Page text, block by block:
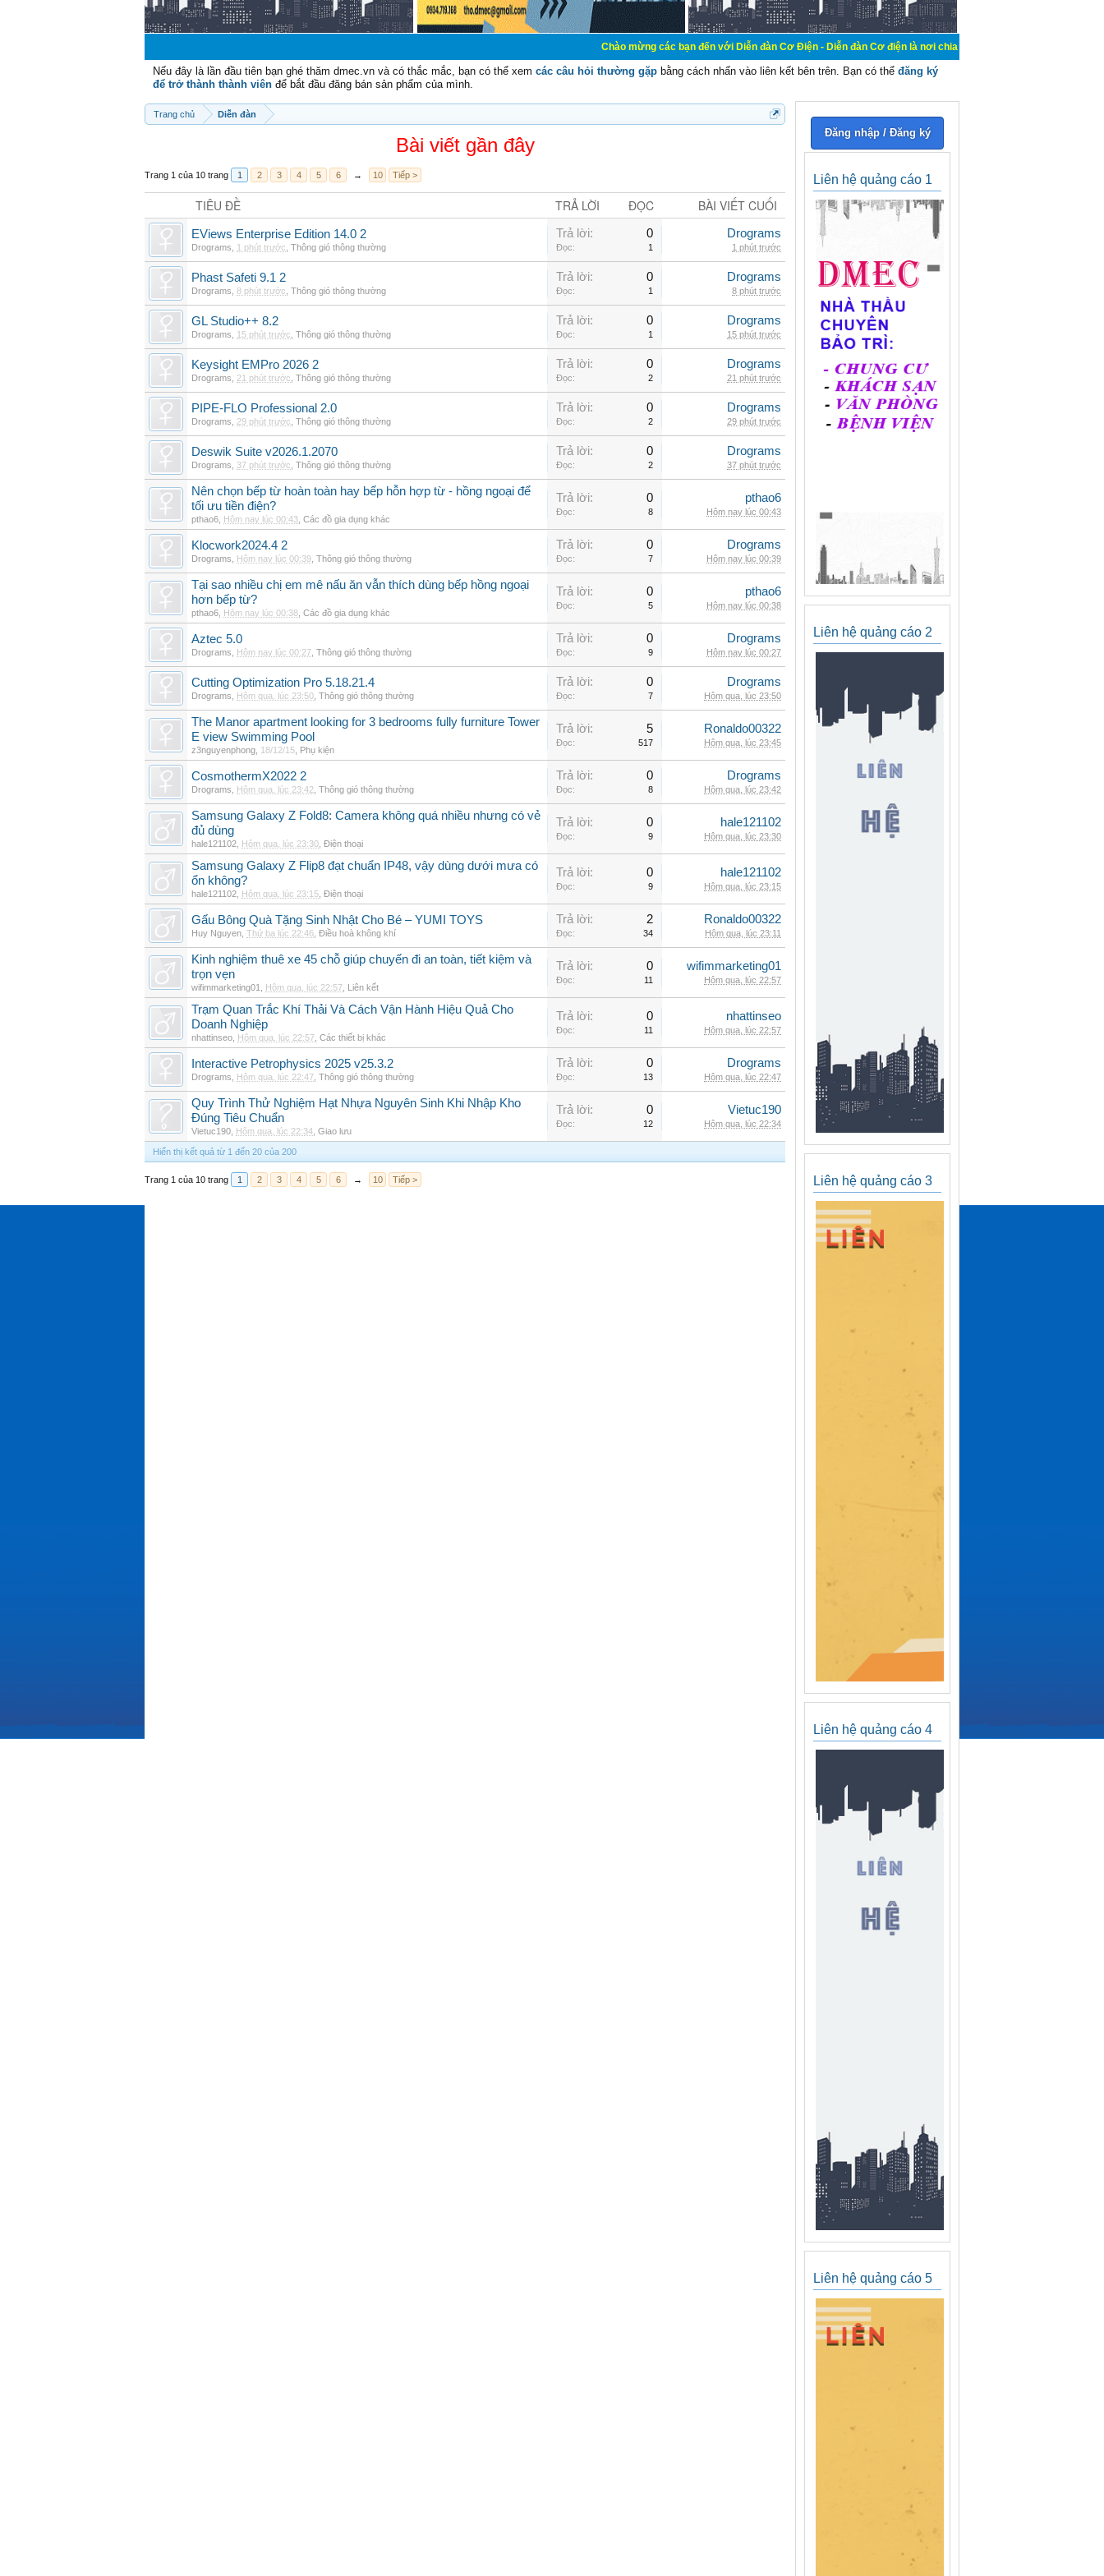
Chào mừng các bạn đến với Diễn đàn Cơ Điện - Diễn đàn Cơ điện là nơi chia sẽ kiến thức kinh nghiệm trong lãnh
Nếu đây là lần đầu tiên bạn ghé thăm dmec.vn và có thắc mắc, bạn có thể xem các câu hỏi thường gặp bằng cách nhấn vào liên kết bên trên. Bạn có thể đăng ký
để trở thành thành viên để bắt đầu đăng bán sản phẩm của mình.
Trang chủ Diễn đàn
Bài viết gần đây
Trang 1 của 10 trang 1 2 3 4 5 6 → 10 Tiếp >
TIÊU ĐỀ TRẢ LỜI ĐỌC BÀI VIẾT CUỐI
EViews Enterprise Edition 14.0 2
Drograms 1 phút trước Thông gió thông thường
Trả lời: 0
Đọc: 1
Drograms
1 phút trước
Phast Safeti 9.1 2
Drograms 8 phút trước Thông gió thông thường
Trả lời: 0
Đọc: 1
Drograms
8 phút trước
GL Studio++ 8.2
Drograms 15 phút trước Thông gió thông thường
Trả lời: 0
Đọc: 1
Drograms
15 phút trước
Keysight EMPro 2026 2
Drograms 21 phút trước Thông gió thông thường
Trả lời: 0
Đọc: 2
Drograms
21 phút trước
PIPE-FLO Professional 2.0
Drograms 29 phút trước Thông gió thông thường
Trả lời: 0
Đọc: 2
Drograms
29 phút trước
Deswik Suite v2026.1.2070
Drograms 37 phút trước Thông gió thông thường
Trả lời: 0
Đọc: 2
Drograms
37 phút trước
Nên chọn bếp từ hoàn toàn hay bếp hỗn hợp từ - hồng ngoại để
tối ưu tiền điện?
pthao6 Hôm nay lúc 00:43 Các đồ gia dụng khác
Trả lời: 0
Đọc: 8
pthao6
Hôm nay lúc 00:43
Klocwork2024.4 2
Drograms Hôm nay lúc 00:39 Thông gió thông thường
Trả lời: 0
Đọc: 7
Drograms
Hôm nay lúc 00:39
Tại sao nhiều chị em mê nấu ăn vẫn thích dùng bếp hồng ngoại
hơn bếp từ?
pthao6 Hôm nay lúc 00:38 Các đồ gia dụng khác
Trả lời: 0
Đọc: 5
pthao6
Hôm nay lúc 00:38
Aztec 5.0
Drograms Hôm nay lúc 00:27 Thông gió thông thường
Trả lời: 0
Đọc: 9
Drograms
Hôm nay lúc 00:27
Cutting Optimization Pro 5.18.21.4
Drograms Hôm qua, lúc 23:50 Thông gió thông thường
Trả lời: 0
Đọc: 7
Drograms
Hôm qua, lúc 23:50
The Manor apartment looking for 3 bedrooms fully furniture Tower
E view Swimming Pool
z3nguyenphong 18/12/15 Phụ kiện
Trả lời: 5
Đọc: 517
Ronaldo00322
Hôm qua, lúc 23:45
CosmothermX2022 2
Drograms Hôm qua, lúc 23:42 Thông gió thông thường
Trả lời: 0
Đọc: 8
Drograms
Hôm qua, lúc 23:42
Samsung Galaxy Z Fold8: Camera không quá nhiều nhưng có vẻ
đủ dùng
hale121102 Hôm qua, lúc 23:30 Điện thoại
Trả lời: 0
Đọc: 9
hale121102
Hôm qua, lúc 23:30
Samsung Galaxy Z Flip8 đạt chuẩn IP48, vậy dùng dưới mưa có
ổn không?
hale121102 Hôm qua, lúc 23:15 Điện thoại
Trả lời: 0
Đọc: 9
hale121102
Hôm qua, lúc 23:15
Gấu Bông Quà Tặng Sinh Nhật Cho Bé – YUMI TOYS
Huy Nguyen Thứ ba lúc 22:46 Điều hoà không khí
Trả lời: 2
Đọc: 34
Ronaldo00322
Hôm qua, lúc 23:11
Kinh nghiệm thuê xe 45 chỗ giúp chuyến đi an toàn, tiết kiệm và
trọn vẹn
wifimmarketing01 Hôm qua, lúc 22:57 Liên kết
Trả lời: 0
Đọc: 11
wifimmarketing01
Hôm qua, lúc 22:57
Trạm Quan Trắc Khí Thải Và Cách Vận Hành Hiệu Quả Cho
Doanh Nghiệp
nhattinseo Hôm qua, lúc 22:57 Các thiết bị khác
Trả lời: 0
Đọc: 11
nhattinseo
Hôm qua, lúc 22:57
Interactive Petrophysics 2025 v25.3.2
Drograms Hôm qua, lúc 22:47 Thông gió thông thường
Trả lời: 0
Đọc: 13
Drograms
Hôm qua, lúc 22:47
Quy Trình Thử Nghiệm Hạt Nhựa Nguyên Sinh Khi Nhập Kho
Đúng Tiêu Chuẩn
Vietuc190 Hôm qua, lúc 22:34 Giao lưu
Trả lời: 0
Đọc: 12
Vietuc190
Hôm qua, lúc 22:34
Hiển thị kết quả từ 1 đến 20 của 200
Trang 1 của 10 trang 1 2 3 4 5 6 → 10 Tiếp >
Đăng nhập / Đăng ký
Liên hệ quảng cáo 1
Liên hệ quảng cáo 2
Liên hệ quảng cáo 3
Liên hệ quảng cáo 4
Liên hệ quảng cáo 5